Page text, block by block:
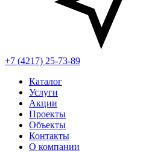
+7 (4217) 25-73-89
Каталог
Услуги
Акции
Проекты
Объекты
Контакты
О компании